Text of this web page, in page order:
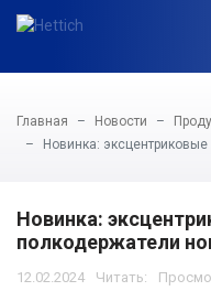
Главная Новости
Новинка:
Новинка:
полкодержатели
12.02.2024